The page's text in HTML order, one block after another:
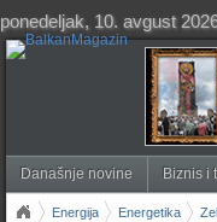
ponedeljak, 10. avgust
Današnje novine Biznis i
Energija Energetika